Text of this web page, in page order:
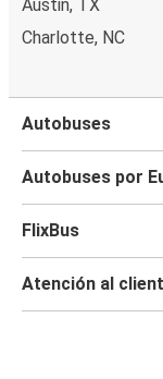
Austin, TX
Charlotte, NC
Autobuses
Autobuses por
FlixBus
Atención al